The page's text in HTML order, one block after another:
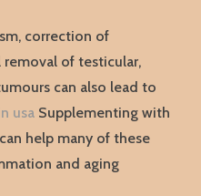
correction of
of testicular,
can also lead to
usa Supplementing with
help many of these
and aging